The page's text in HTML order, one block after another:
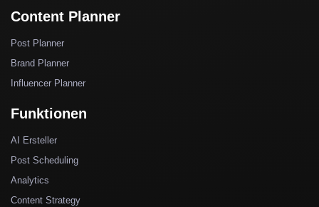
Content Planner
Post Planner
Brand Planner
Influencer Planner
Funktionen
AI Ersteller
Post Scheduling
Analytics
Content Strategy